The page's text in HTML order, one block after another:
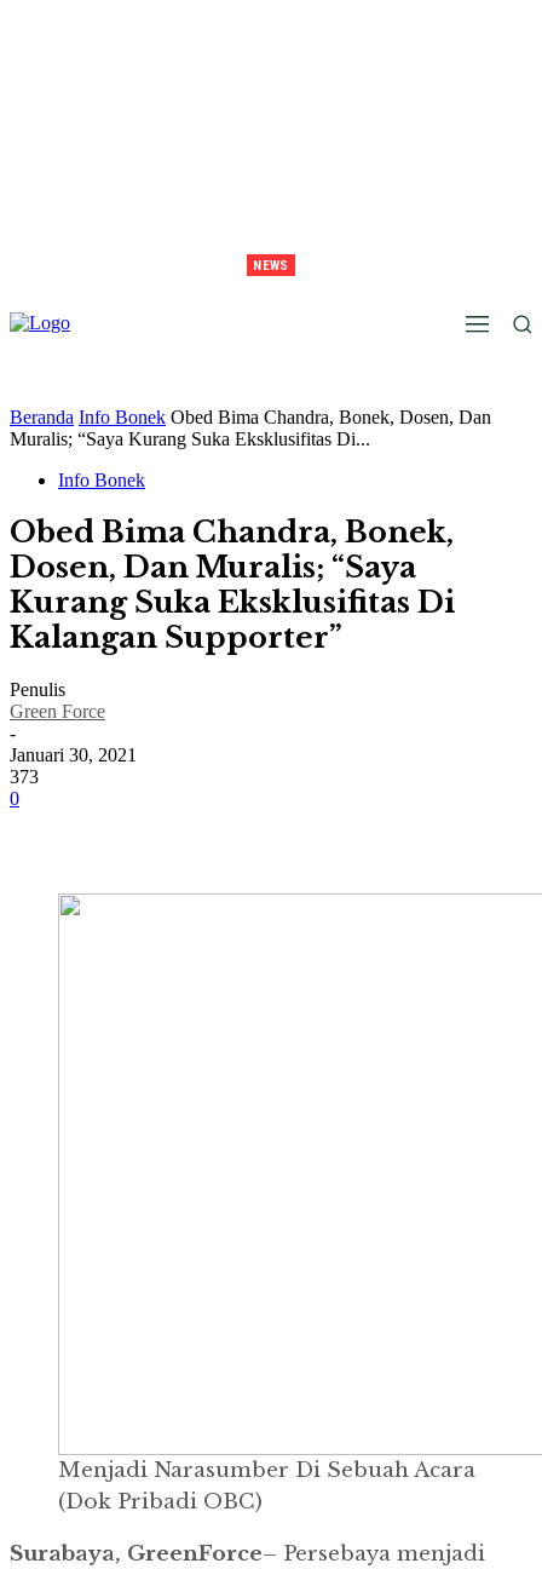
NEWS
Beranda Info Bonek Obed Bima Chandra, Bonek, Dosen, Dan
Muralis; “Saya Kurang Suka Eksklusifitas Di...
Info Bonek
Obed Bima Chandra, Bonek,
Dosen, Dan Muralis; “Saya
Kurang Suka Eksklusifitas Di
Kalangan Supporter”
Penulis
Green Force
-
Januari 30, 2021
373
0
Menjadi Narasumber Di Sebuah Acara
(Dok Pribadi OBC)
Surabaya, GreenForce– Persebaya menjadi